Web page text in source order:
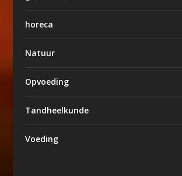
horeca
Natuur
Opvoeding
Tandheelkunde
Voeding